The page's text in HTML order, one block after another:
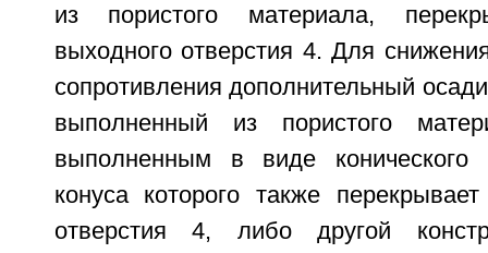
из пористого материала,
выходного отверстия 4. Для
сопротивления дополнительный
выполненный из пористого
выполненным в виде конического
конуса которого также
отверстия 4, либо другой